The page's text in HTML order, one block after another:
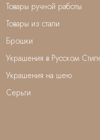
Товары ручной работы
Товары из стали
Брошки
Украшения в Русском
Украшения на шею
Серьги